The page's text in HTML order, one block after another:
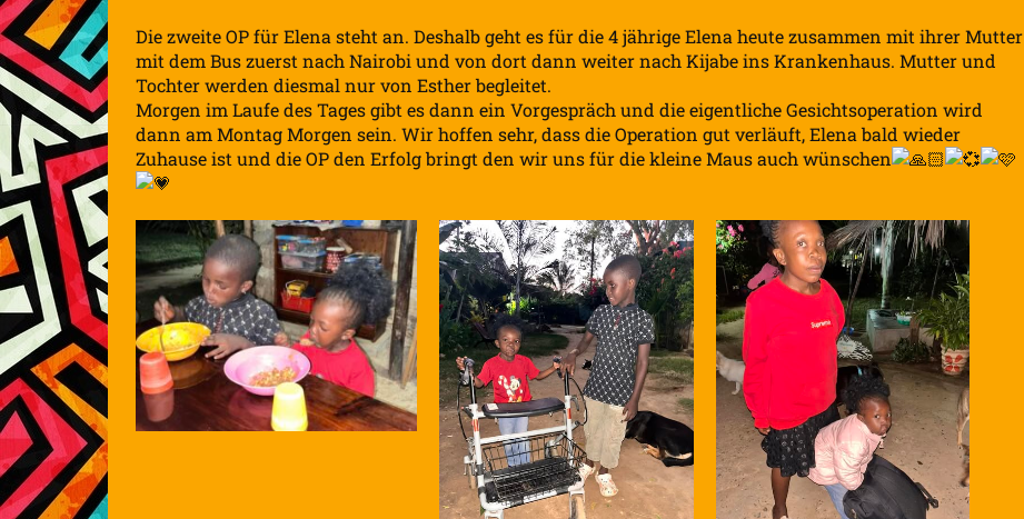
Die zweite OP für Elena steht an. Deshalb geht es für die 4 jährige Elena heute zusammen mit ihrer Mutter
mit dem Bus zuerst nach Nairobi und von dort dann weiter nach Kijabe ins Krankenhaus. Mutter und
Tochter werden diesmal nur von Esther begleitet.
Morgen im Laufe des Tages gibt es dann ein Vorgespräch und die eigentliche Gesichtsoperation wird
dann am Montag Morgen sein. Wir hoffen sehr, dass die Operation gut verläuft, Elena bald wieder
Zuhause ist und die OP den Erfolg bringt den wir uns für die kleine Maus auch wünschen